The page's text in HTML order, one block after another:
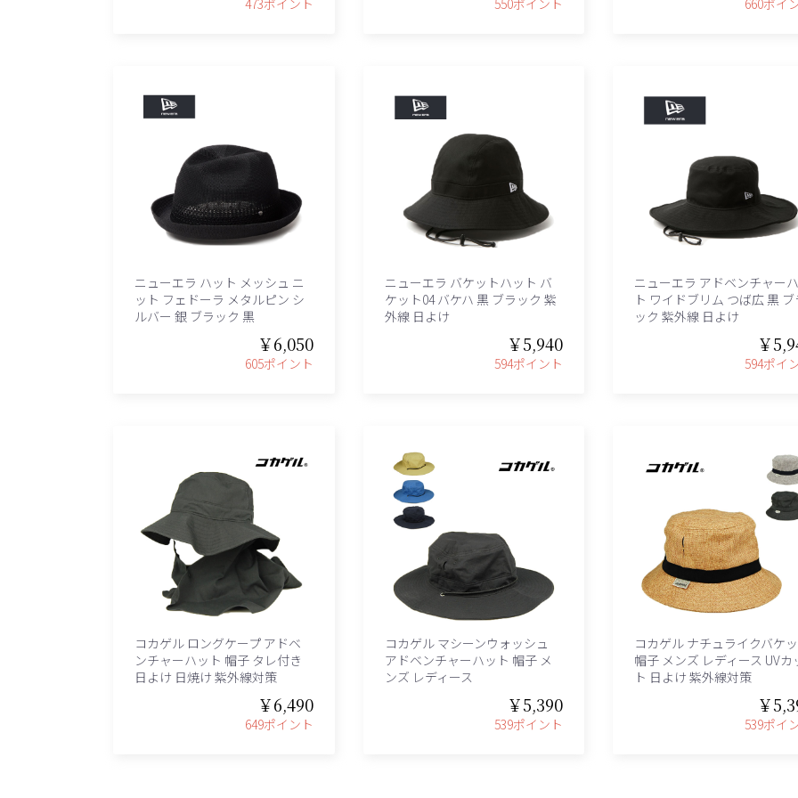
ニューエラ ハット メッシュ ニ
ット フェドーラ メタルピン シ
ルバー 銀 ブラック 黒
￥6,050
605ポイント
ニューエラ バケットハット バ
ケット04 バケハ 黒 ブラック 紫
外線 日よけ
￥5,940
594ポイント
ニューエラ アドベンチャー
ト ワイドブリム つば広 黒 ブ
ック 紫外線 日よけ
￥
594ポイ
コカゲル ロングケープ アドベ
ンチャーハット 帽子 タレ付き
日よけ 日焼け 紫外線対策
￥6,490
649ポイント
コカゲル マシーンウォッシュ
アドベンチャーハット 帽子 メ
ンズ レディース
￥5,390
539ポイント
コカゲル ナチュライクバケ
帽子 メンズ レディース UVカ
ト 日よけ 紫外線対策
￥
539ポイ